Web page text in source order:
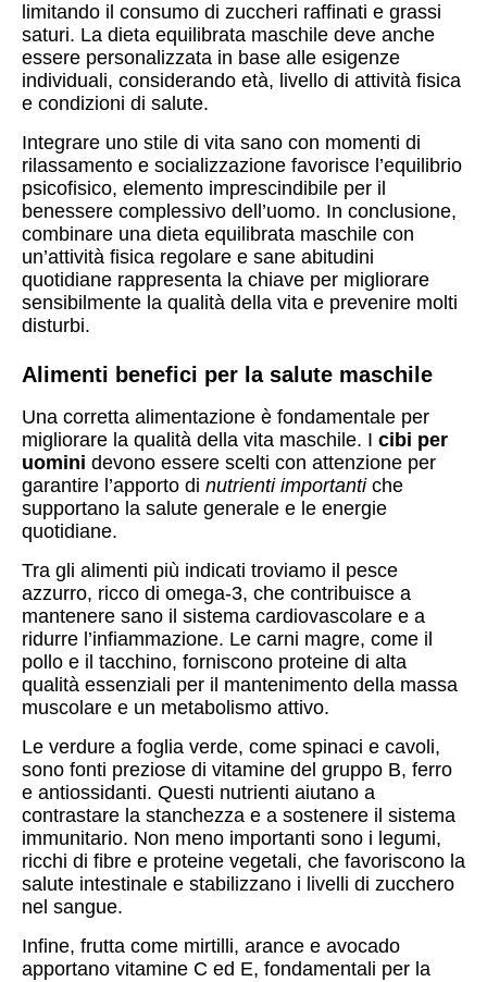
limitando il consumo di zuccheri raffinati e grassi
saturi. La dieta equilibrata maschile deve anche
essere personalizzata in base alle esigenze
individuali, considerando età, livello di attività fisica
e condizioni di salute.
Integrare uno stile di vita sano con momenti di
rilassamento e socializzazione favorisce l’equilibrio
psicofisico, elemento imprescindibile per il
benessere complessivo dell’uomo. In conclusione,
combinare una dieta equilibrata maschile con
un’attività fisica regolare e sane abitudini
quotidiane rappresenta la chiave per migliorare
sensibilmente la qualità della vita e prevenire molti
disturbi.
Alimenti benefici per la salute maschile
Una corretta alimentazione è fondamentale per
migliorare la qualità della vita maschile. I cibi per
uomini devono essere scelti con attenzione per
garantire l’apporto di nutrienti importantiche
supportano la salute generale e le energie
quotidiane.
Tra gli alimenti più indicati troviamo il pesce
azzurro, ricco di omega-3, che contribuisce a
mantenere sano il sistema cardiovascolare e a
ridurre l’infiammazione. Le carni magre, come il
pollo e il tacchino, forniscono proteine di alta
qualità essenziali per il mantenimento della massa
muscolare e un metabolismo attivo.
Le verdure a foglia verde, come spinaci e cavoli,
sono fonti preziose di vitamine del gruppo B, ferro
e antiossidanti. Questi nutrienti aiutano a
contrastare la stanchezza e a sostenere il sistema
immunitario. Non meno importanti sono i legumi,
ricchi di fibre e proteine vegetali, che favoriscono la
salute intestinale e stabilizzano i livelli di zucchero
nel sangue.
Infine, frutta come mirtilli, arance e avocado
apportano vitamine C ed E, fondamentali per la